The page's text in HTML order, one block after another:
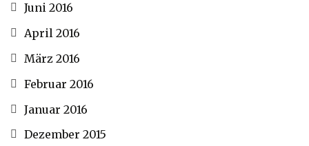
Juni 2016
April 2016
März 2016
Februar 2016
Januar 2016
Dezember 2015